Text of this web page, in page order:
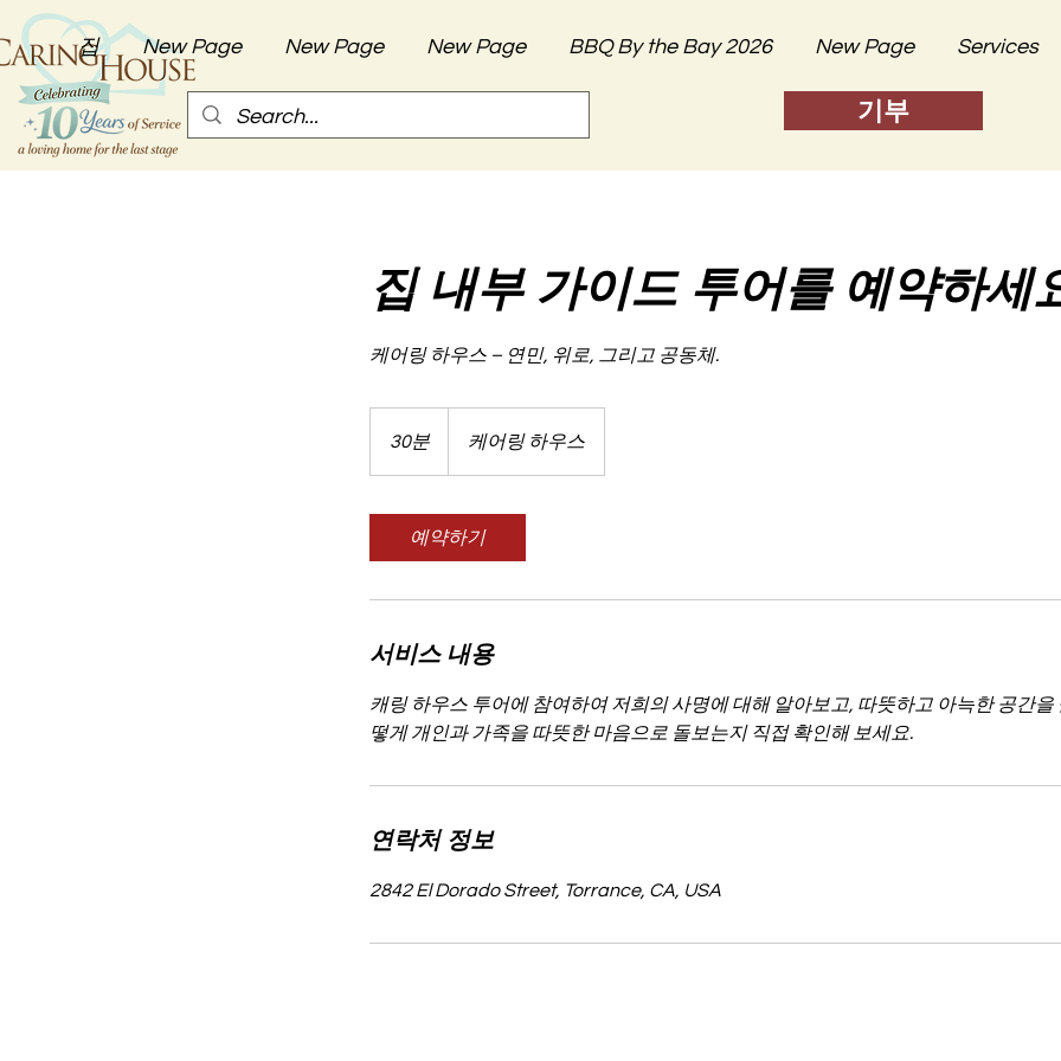
집 New Page New Page New Page BBQ By the Bay 2026 New Page Services
기부
집 내부 가이드 투어를 예약하세
케어링 하우스 – 연민, 위로, 그리고 공동체.
30분 케어링 하우스
예약하기
서비스 내용
캐링 하우스 투어에 참여하여 저희의 사명에 대해 알아보고, 따뜻하고 아늑한 공간을
떻게 개인과 가족을 따뜻한 마음으로 돌보는지 직접 확인해 보세요.
연락처 정보
2842 El Dorado Street, Torrance, CA, USA